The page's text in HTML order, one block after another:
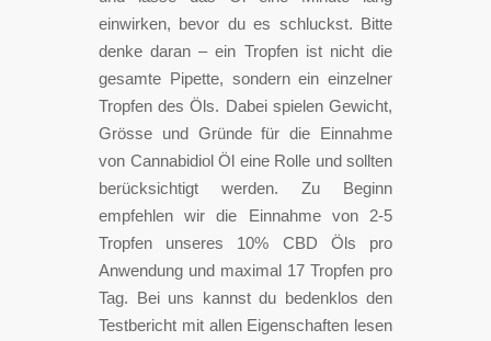
einwirken, bevor du es schluckst. Bitte
denke daran – ein Tropfen ist nicht die
gesamte Pipette, sondern ein einzelner
Tropfen des Öls. Dabei spielen Gewicht,
Grösse und Gründe für die Einnahme
von Cannabidiol Öl eine Rolle und sollten
berücksichtigt werden. Zu Beginn
empfehlen wir die Einnahme von 2-5
Tropfen unseres 10% CBD Öls pro
Anwendung und maximal 17 Tropfen pro
Tag. Bei uns kannst du bedenklos den
Testbericht mit allen Eigenschaften lesen